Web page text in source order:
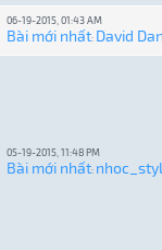
06-19-2015, 01:43 AM
Bài mới nhất: David
05-19-2015, 11:48 PM
Bài mới nhất: